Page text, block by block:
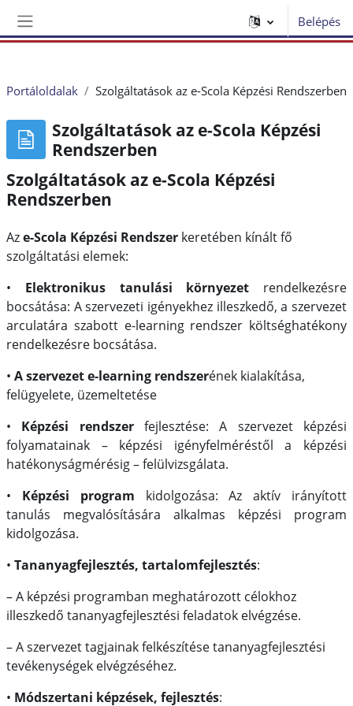
Oldalpanel
Belépés
Portáloldalak Szolgáltatások az e-Scola Képzési Rendszerben
Szolgáltatások az e-Scola Képzési
Rendszerben
Szolgáltatások az e-Scola Képzési
Rendszerben
Aze-Scola Képzési Rendszer keretében kínált fő
szolgáltatási elemek:
•
Elektronikus tanulási környezet rendelkezésre
bocsátása: A szervezeti igényekhez illeszkedő, a szervezet
arculatára szabott e-learning rendszer költséghatékony
rendelkezésre bocsátása.
• A szervezete-learning rendszerének kialakítása,
felügyelete, üzemeltetése
•
Képzési rendszerfejlesztése:A szervezet képzési
folyamatainak – képzési igényfelméréstől a képzési
hatékonyságmérésig – felülvizsgálata.
•
Képzési program kidolgozása:Az aktív irányított
tanulás megvalósítására alkalmas képzési program
kidolgozása.
• Tananyagfejlesztés, tartalomfejlesztés:
–A képzési programban meghatározott célokhoz
illeszkedő tananyagfejlesztési feladatok elvégzése.
–A szervezet tagjainak felkészítése tananyagfejlesztési
tevékenységek elvégzéséhez.
• Módszertani képzések, fejlesztés: